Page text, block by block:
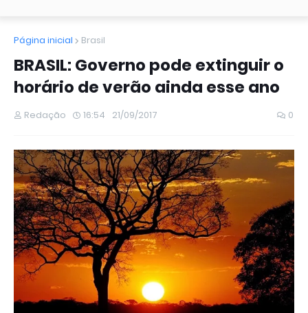
Página inicial Brasil
BRASIL: Governo pode extinguir o
horário de verão ainda esse ano
Redação 16:54 21/09/2017 0